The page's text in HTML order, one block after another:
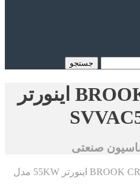
جستجو
BROOK CROMPTON اینورتر
صنعتی
BROOK CROMPTON اینورتر 55KW مدل